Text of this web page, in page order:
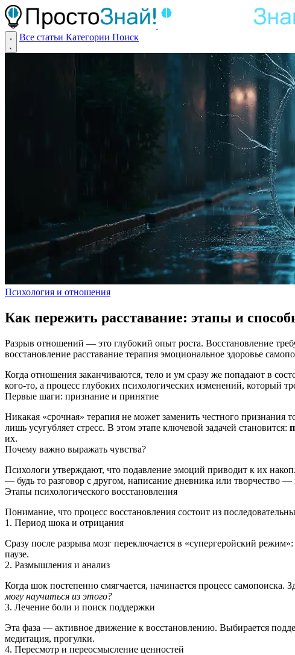
Все статьи Категории Поиск
Психология и отношения
Как пережить расставание: этапы и
Разрыв отношений — это глубокий опыт роста. Восстановление
восстановление расставание терапия эмоциональное здоровье
Когда отношения заканчиваются, тело и ум сразу же попадают в
кого‑то, а процесс глубоких психологических изменений, который
Первые шаги: признание и принятие
Никакая «срочная» терапия не может заменить честного
лишь усугубляет стресс. В этом этапе ключевой задачей становится:
их.
Почему важно выражать чувства?
Психологи утверждают, что подавление эмоций приводит к их
— будь то разговор с другом, написание дневника или творчество —
Этапы психологического восстановления
Понимание, что процесс восстановления состоит из
1. Период шока и отрицания
Сразу после разрыва мозг переключается в «супергеройский
паузе.
2. Размышления и анализ
Когда шок постепенно смягчается, начинается процесс самопоиска.
могу научиться из этого?
3. Лечение боли и поиск поддержки
Эта фаза — активное движение к восстановлению. Выбирается
медитация, прогулки.
4. Пересмотр и переосмысление ценностей